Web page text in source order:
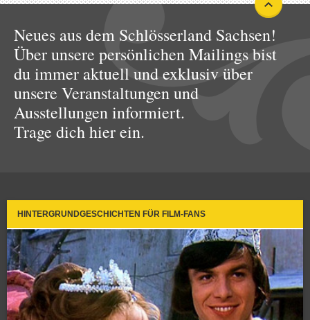
Neues aus dem Schlösserland Sachsen!
Über unsere persönlichen Mailings bist
du immer aktuell und exklusiv über
unsere Veranstaltungen und
Ausstellungen informiert.
Trage dich hier ein.
HINTERGRUNDGESCHICHTEN FÜR FILM-FANS